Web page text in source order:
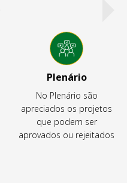
Plenário
No Plenário são
apreciados os projetos
que podem ser
aprovados ou rejeitados